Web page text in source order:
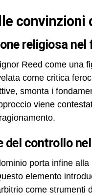
religiosa nel
Reed come una
come critica
smonta i
viene
del controllo
porta infine
elemento
come strumenti